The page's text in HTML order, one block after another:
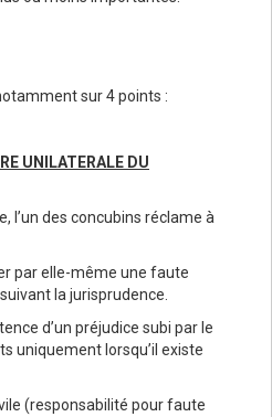
sur 4 points :
UNILATERALE DU
l’un des concubins réclame à
par elle-même une faute
la jurisprudence.
d’un préjudice subi par le
uniquement lorsqu’il existe
(responsabilité pour faute